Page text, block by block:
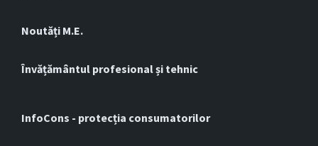
Noutăți M.E.
Învățământul profesional și tehnic
InfoCons - protecția consumatorilor